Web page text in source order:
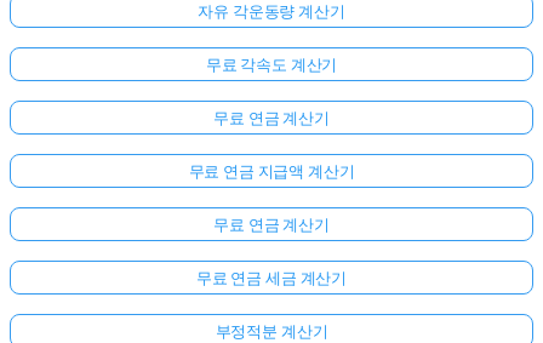
자유 각운동량 계산기
무료 각속도 계산기
무료 연금 계산기
무료 연금 지급액 계산기
무료 연금 계산기
무료 연금 세금 계산기
부정적분 계산기